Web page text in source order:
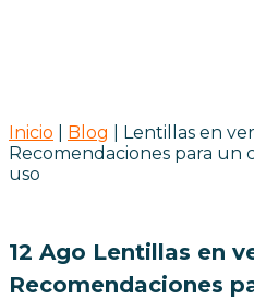
Inicio Blog
Lentillas en
Recomendaciones para un
uso
12 Ago Lentillas en
Recomendaciones